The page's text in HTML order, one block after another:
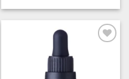
Προσθήκη